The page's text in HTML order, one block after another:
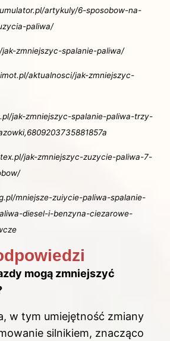
artykuly/6-sposobow-na-
paliwa/
zmniejszyc-spalanie-paliwa/
aktualnosci/jak-zmniejszyc-
jak-zmniejszyc-spalanie-paliwa-trzy-
jak-zmniejszyc-zuzycie-paliwa-7-
mniejsze-zuiycie-paliwa-spalanie-
diesel-i-benzyna-ciezarowe-
mogą zmniejszyć
w tym umiejętność zmiany
silnikiem, znacząco